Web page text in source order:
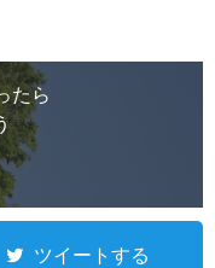
たら
ツイートする